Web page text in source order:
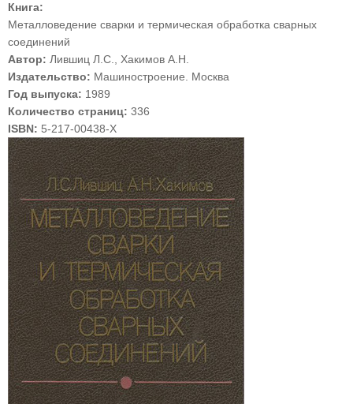
Книга:
Металловедение сварки и термическая обработка сварных
соединений
Автор: Лившиц Л.С., Хакимов А.Н.
Издательство: Машиностроение. Москва
Год выпуска: 1989
Количество страниц: 336
ISBN: 5-217-00438-X